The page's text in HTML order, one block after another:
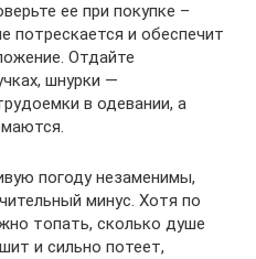
ее при покупке –
потрескается и обеспечит
Отдайте
шнурки —
в одевании, а
погоду незаменимы,
минус. Хотя по
топать, сколько душе
и сильно потеет,